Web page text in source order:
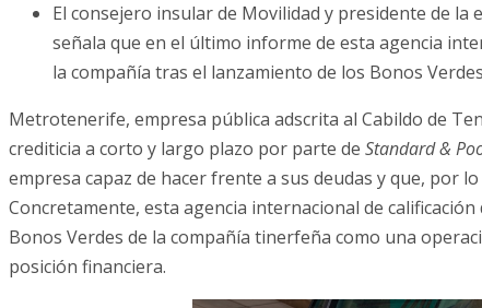
El consejero insular de Movilidad y presidente de
señala que en el último informe de esta agencia
la compañía tras el lanzamiento de los Bonos Verdes
Metrotenerife, empresa pública adscrita al Cabildo de
crediticia a corto y largo plazo por parte de Standard &
empresa capaz de hacer frente a sus deudas y que, por
Concretamente, esta agencia internacional de
Bonos Verdes de la compañía tinerfeña como una
posición financiera.